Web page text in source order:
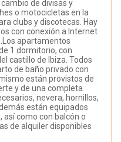
de divisas y
o motocicletas en la
clubs y discotecas. Hay
con conexión a Internet
apartamentos
1 dormitorio, con
castillo de Ibiza. Todos
de baño privado con
están provistos de
y de una completa
nevera, hornillos,
están equipados
así como con balcón o
de alquiler disponibles